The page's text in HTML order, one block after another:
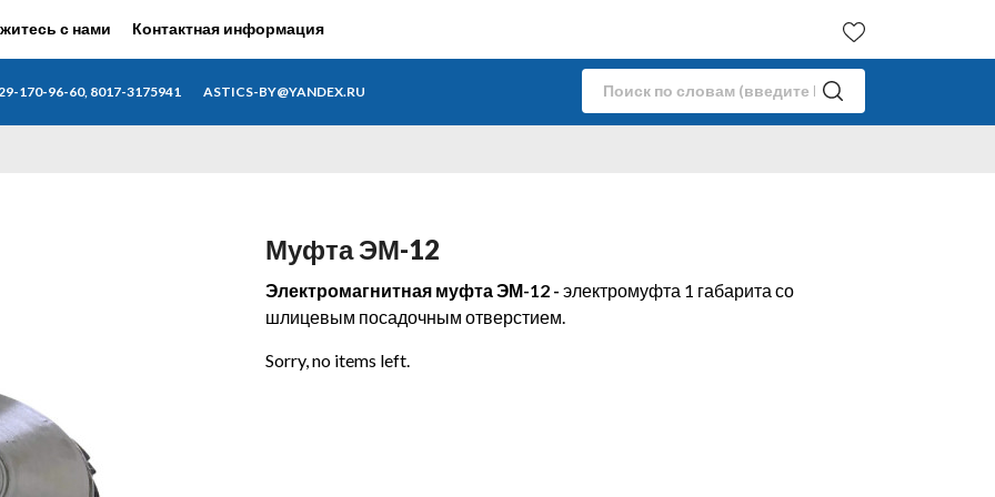
с нами Контактная информация
170-96-60, 8017-3175941 ASTICS-BY@YANDEX.RU
Муфта ЭМ-12
Электромагнитная муфта ЭМ-12 - электромуфта 1 габарита со
шлицевым посадочным отверстием.
Sorry, no items left.